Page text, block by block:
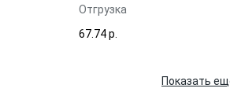
Отгрузка
67.74 p.
Показать